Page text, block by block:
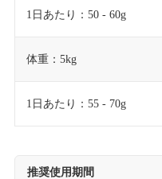
1日あたり：50 - 60g
体重：5kg
1日あたり：55 - 70g
推奨使用期間